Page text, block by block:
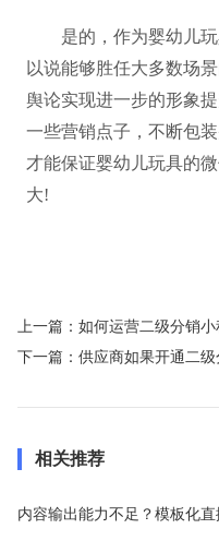
是的，作为婴幼儿玩
以说能够胜任大多数场
舆论实现进一步的形象
一些营销点子，不断包
才能保证婴幼儿玩具的
大!
上一篇： 如何运营二级分销
下一篇： 供应商如果开通二
相关推荐